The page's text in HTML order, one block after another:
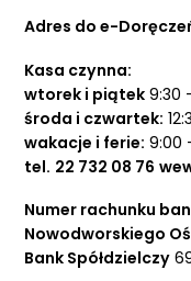
Adres do e-
Kasa czynna:
wtorek i piątek9:30
środa i czwartek:
wakacje i ferie: 9:00
tel. 22 732 08 76
Numer rachunku
Nowodworskiego
Bank Spółdzielczy